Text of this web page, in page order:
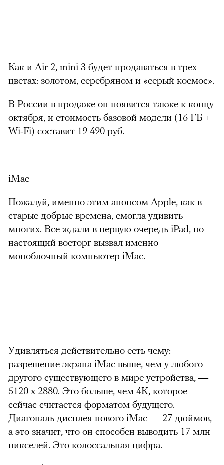
Как и Air 2, mini 3 будет продаваться в трех
цветах: золотом, серебряном и «серый космос».
В России в продаже он появится также к концу
октября, и стоимость базовой модели (16 ГБ +
Wi-Fi) составит 19 490 руб.
iMac
Пожалуй, именно этим анонсом Apple, как в
старые добрые времена, смогла удивить
многих. Все ждали в первую очередь iPad, но
настоящий восторг вызвал именно
моноблочный компьютер iMac.
Удивляться действительно есть чему:
разрешение экрана iMac выше, чем у любого
другого существующего в мире устройства, —
5120 х 2880. Это больше, чем 4K, которое
сейчас считается форматом будущего.
Диагональ дисплея нового iMac — 27 дюймов,
а это значит, что он способен выводить 17 млн
пикселей. Это колоссальная цифра.